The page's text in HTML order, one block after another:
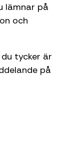
lämnar på
och
tycker är
på